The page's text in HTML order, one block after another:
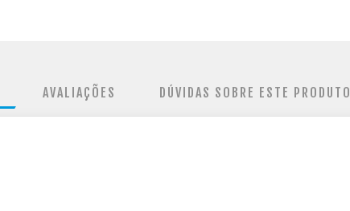
AVALIAÇÕES DÚVIDAS SOBRE ESTE PRODUTO